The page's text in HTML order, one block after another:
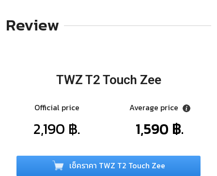
Review
TWZ T2 Touch Zee
Official price
2,190 ฿.
Average price
1,590 ฿.
เช็คราคา TWZ T2 Touch Zee